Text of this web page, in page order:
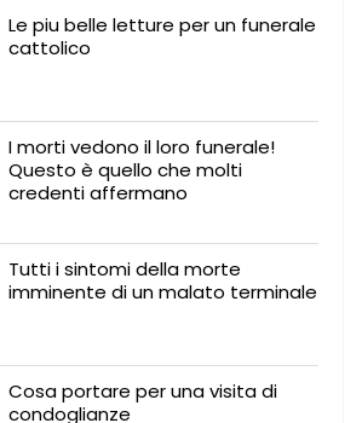
Le piu belle letture per un funerale
cattolico
I morti vedono il loro funerale!
Questo è quello che molti
credenti affermano
Tutti i sintomi della morte
imminente di un malato terminale
Cosa portare per una visita di
condoglianze